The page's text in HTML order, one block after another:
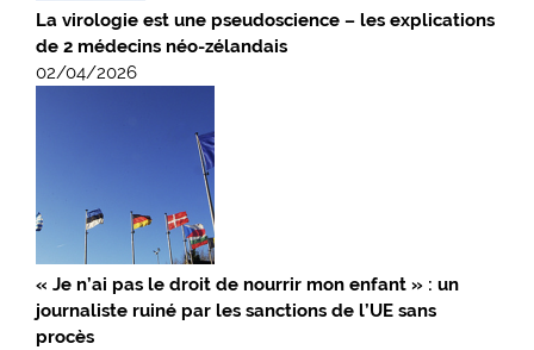
La virologie est une pseudoscience – les explications
de 2 médecins néo-zélandais
02/04/2026
« Je n’ai pas le droit de nourrir mon enfant » : un
journaliste ruiné par les sanctions de l’UE sans
procès